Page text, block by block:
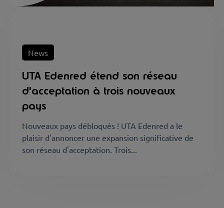
News
UTA Edenred étend son réseau
d'acceptation à trois nouveaux
pays
Nouveaux pays débloqués ! UTA Edenred a le
plaisir d'annoncer une expansion significative de
son réseau d'acceptation. Trois...